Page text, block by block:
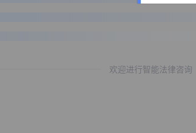
欢迎进行智能法律咨询